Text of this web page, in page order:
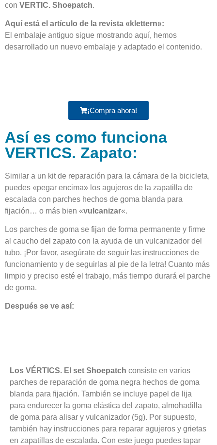
con VERTIC. Shoepatch.
Aquí está el artículo de la revista «klettern»:
El embalaje antiguo sigue mostrando aquí, hemos
desarrollado un nuevo embalaje y adaptado el contenido.
¡Compra ahora!
Así es como funciona
VERTICS. Zapato:
Similar a un kit de reparación para la cámara de la bicicleta,
puedes «pegar encima» los agujeros de la zapatilla de
escalada con parches hechos de goma blanda para
fijación… o más bien «vulcanizar«.
Los parches de goma se fijan de forma permanente y firme
al caucho del zapato con la ayuda de un vulcanizador del
tubo. ¡Por favor, asegúrate de seguir las instrucciones de
funcionamiento y de seguirlas al pie de la letra! Cuanto más
limpio y preciso esté el trabajo, más tiempo durará el parche
de goma.
Después se ve así:
Los VÉRTICS. El set Shoepatch consiste en varios
parches de reparación de goma negra hechos de goma
blanda para fijación. También se incluye papel de lija
para endurecer la goma elástica del zapato, almohadilla
de goma para alisar y vulcanizador (5g). Por supuesto,
también hay instrucciones para reparar agujeros y grietas
en zapatillas de escalada. Con este juego puedes tapar